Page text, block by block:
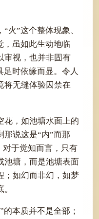
火”这个整体现象、
，虽如此生动地临
审视，也并非固有
时依缘而显。令人
将无缝体验囚禁在
花，如池塘水面上的
那说这是“内”而那
对于觉知而言，只有
池塘，而是池塘表面
；如幻而非幻，如梦
本质并不是全部；